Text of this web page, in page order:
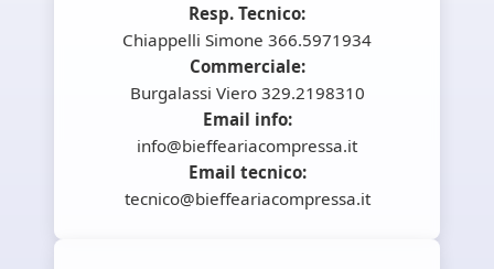
Resp. Tecnico:
Chiappelli Simone 366.5971934
Commerciale:
Burgalassi Viero 329.2198310
Email info:
info@bieffeariacompressa.it
Email tecnico:
tecnico@bieffeariacompressa.it